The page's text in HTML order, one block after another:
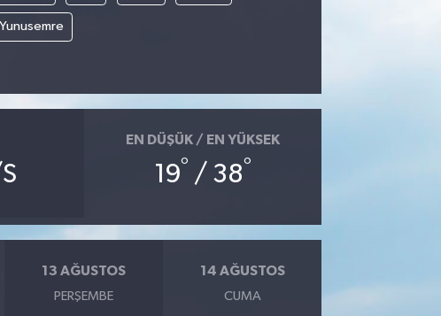
Yunusemre
EN DÜŞÜK / EN YÜKSEK
19° / 38°
13 AĞUSTOS
PERŞEMBE
14 AĞUSTOS
CUMA